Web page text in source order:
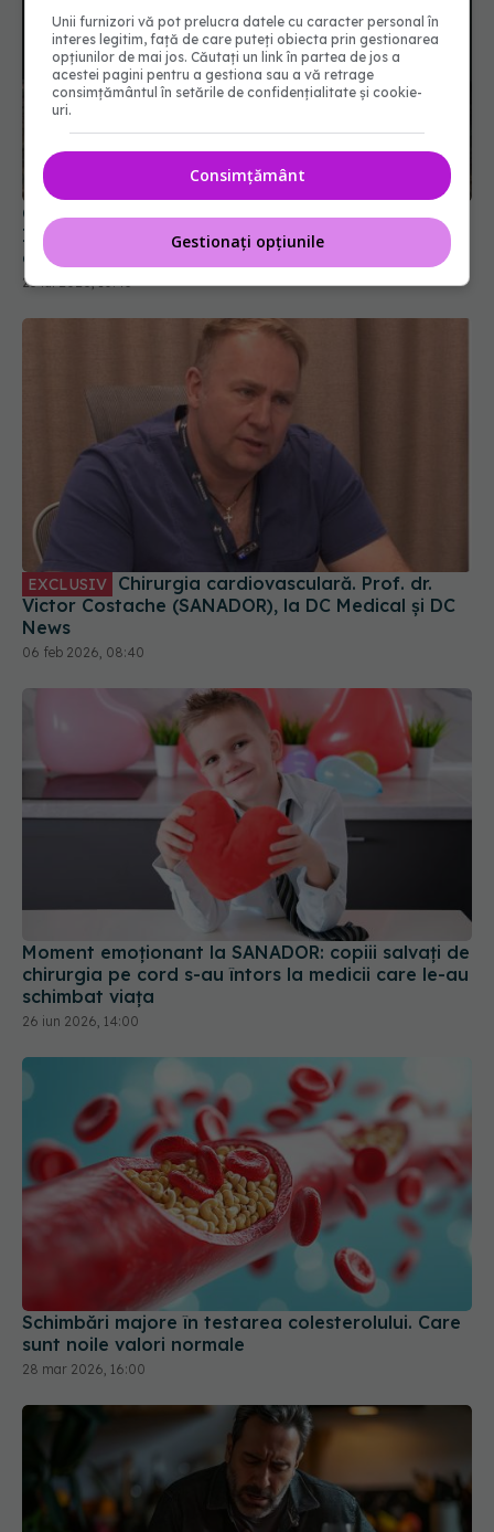
Ce legătură are carnea roșie cu fibrilația atrială?
cercetătorii
25 iul 2026, 10:43
Victor Costache (SANADOR), la DC Medical și DC
06 feb 2026, 08:40
Moment emoționant la SANADOR: copiii salvați de
chirurgia pe cord s-au întors la medicii care le-au
schimbat viața
Schimbări majore în testarea colesterolului. Care
sunt noile valori normale
Unii furnizori vă pot prelucra datele cu caracter personal în
interes legitim, față de care puteți obiecta prin gestionarea
opțiunilor de mai jos. Căutați un link în partea de jos a
acestei pagini pentru a gestiona sau a vă retrage
consimțământul în setările de confidențialitate și cookie-
uri.
Consimțământ
Gestionați opțiunile